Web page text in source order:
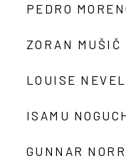
PEDRO
ZORAN MUŠIČ
LOUISE
ISAMU
GUNNAR